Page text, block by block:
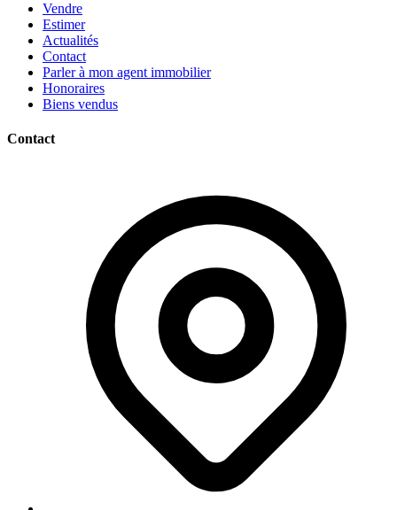
Vendre
Estimer
Actualités
Contact
Parler à mon agent immobilier
Honoraires
Biens vendus
Contact